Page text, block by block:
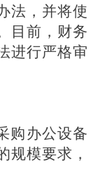
法，并将使
目前，财务
进行严格审
购办公设备
规模要求，